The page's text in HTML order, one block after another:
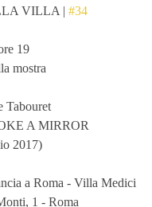
VILLA | #34
19
mostra
Tabouret
A MIRROR
2017)
a Roma - Villa Medici
1 - Roma